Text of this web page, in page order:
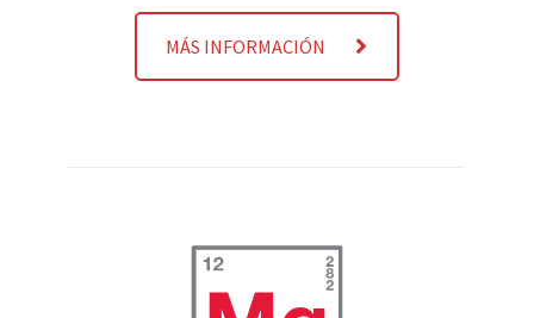
MÁS INFORMACIÓN